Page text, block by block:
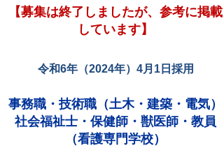
【募集は終了しましたが、参考に掲載
しています】
令和6年（2024年）4月1日採用
事務職・技術職（土木・建築・電気）
社会福祉士・保健師・獣医師 ・教員
（看護専門学校）